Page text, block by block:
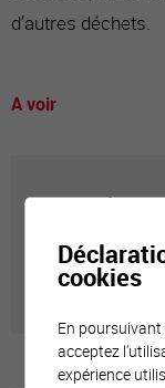
d’autres déchets.
A voir
Annuaire
Adresses
cookies
En
acceptez
expérience